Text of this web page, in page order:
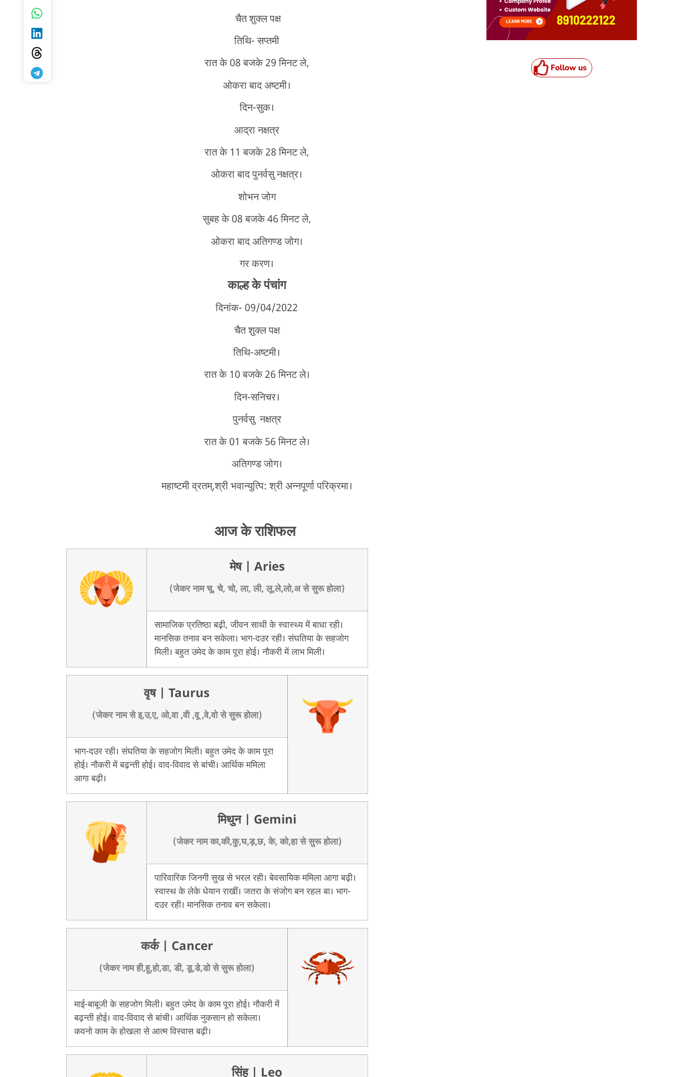
चैत शुक्ल पक्ष
तिथि- सप्तमी
रात के 08 बजके 29 मिनट ले,
ओकरा बाद अष्टमी।
दिन-सुक।
आद्रा नक्षत्र
रात के 11 बजके 28 मिनट ले,
ओकरा बाद पुनर्वसु नक्षत्र।
शोभन जोग
सुबह के 08 बजके 46 मिनट ले,
ओकरा बाद अतिगण्ड जोग।
गर करण।
काल्ह के पंचांग
दिनांक- 09/04/2022
चैत शुक्ल पक्ष
तिथि-अष्टमी।
रात के 10 बजके 26 मिनट ले।
दिन-सनिचर।
पुनर्वसु नक्षत्र
रात के 01 बजके 56 मिनट ले।
अतिगण्ड जोग।
महाष्टमी व्रतम्,श्री भवान्युत्पि: श्री अन्नपूर्णा परिक्रमा।
आज के राशिफल
मेष | Aries
(जेकर नाम चू, चे, चो, ला, ली, लू,ले,लो,अ से सुरू होला)
सामाजिक प्रतिष्ठा बढ़ी, जीवन साथी के स्वास्थ्य में बाधा रही।
मानसिक तनाव बन सकेला। भाग-दउर रही। संघतिया के सहजोग
मिली। बहुत उमेद के काम पूरा होई। नौकरी में लाभ मिली।
वृष | Taurus
(जेकर नाम से इ,उ,ए, ओ,वा ,वी ,वू ,वे,वो से सुरू होला)
भाग-दउर रही। संघतिया के सहजोग मिली। बहुत उमेद के काम पूरा
होई। नौकरी में बढ़न्ती होई। वाद-विवाद से बांची। आर्थिक ममिला
आगा बढ़ी।
मिथुन | Gemini
(जेकर नाम का,की,कु,घ,ड़,छ, के, को,हा से सुरू होला)
पारिवारिक जिनगी सुख से भरल रही। बेवसायिक ममिला आगा बढ़ी।
स्वास्थ के लेके धेयान राखीं। जतरा के संजोग बन रहल बा। भाग-
दउर रही। मानसिक तनाव बन सकेला।
कर्क | Cancer
(जेकर नाम ही,हू,हो,डा, डी, डू,डे,डो से सुरू होला)
माई-बाबूजी के सहजोग मिली। बहुत उमेद के काम पूरा होई। नौकरी में
बढ़न्ती होई। वाद-विवाद से बांची। आर्थिक नुकसान हो सकेला।
कवनो काम के होखला से आत्म विस्वास बढ़ी।
सिंह | Leo
Follow us